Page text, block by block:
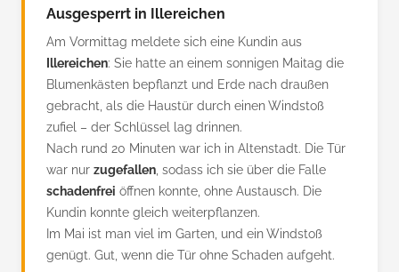
Ausgesperrt in Illereichen
Am Vormittag meldete sich eine Kundin aus
Illereichen: Sie hatte an einem sonnigen Maitag die
Blumenkästen bepflanzt und Erde nach draußen
gebracht, als die Haustür durch einen Windstoß
zufiel – der Schlüssel lag drinnen.
Nach rund 20 Minuten war ich in Altenstadt. Die Tür
war nur zugefallen , sodass ich sie über die Falle
schadenfrei öffnen konnte, ohne Austausch. Die
Kundin konnte gleich weiterpflanzen.
Im Mai ist man viel im Garten, und ein Windstoß
genügt. Gut, wenn die Tür ohne Schaden aufgeht.